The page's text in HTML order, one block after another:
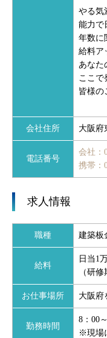
やる気
能力で
年数に
給料ア
あなた
ここで
皆様の
会社住所 大阪府
電話番号
会社：
携帯：
求人情報
職種 建築板
給料
日当1
（研修
お仕事場所 大阪府
勤務時間
8：00
※現場